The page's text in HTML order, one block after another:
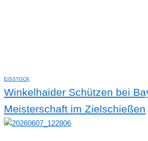
EISSTOCK
Winkelhaider Schützen bei
Meisterschaft im Zielschießen